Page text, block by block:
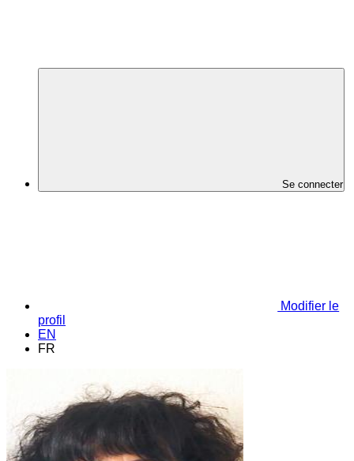
Se connecter
Modifier le
profil
EN
FR